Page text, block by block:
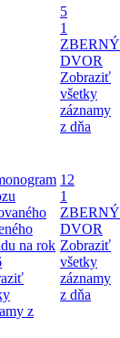
5
1
ZBERNÝ
DVOR
Zobraziť
všetky
záznamy
z dňa
na rok
z
12
1
ZBERNÝ
DVOR
Zobraziť
všetky
záznamy
z dňa